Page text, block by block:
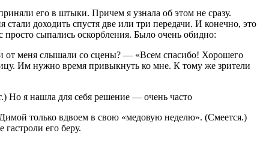
его в шты­ки. Причем я узнала об этом не сразу.
дохо­дить спустя две или три пере­дачи. И конечно, это
сыпались оскорб­ления. Было очень обидно:
от меня слышали со сце­ны? — «Всем спасибо! Хорошего
Им нужно время привы­кнуть ко мне. К тому же зри­тели
Но я нашла для себя решение — очень часто
только вдвоем в свою «медовую неделю». (Сме­ется.)
его беру.